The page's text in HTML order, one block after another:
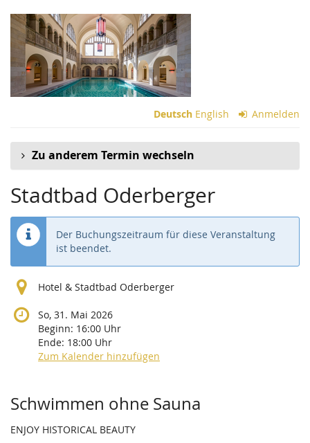
Zum
Haupt-
Inhalt
springen
Deutsch English Anmelden
Zu anderem Termin wechseln
Stadtbad Oderberger
Der Buchungszeitraum für diese Veranstaltung
ist beendet.
Hotel & Stadtbad Oderberger
So, 31. Mai 2026
Beginn: 16:00 Uhr
Ende: 18:00 Uhr
Zum Kalender hinzufügen
Produkte
Schwimmen ohne Sauna
ENJOY HISTORICAL BEAUTY